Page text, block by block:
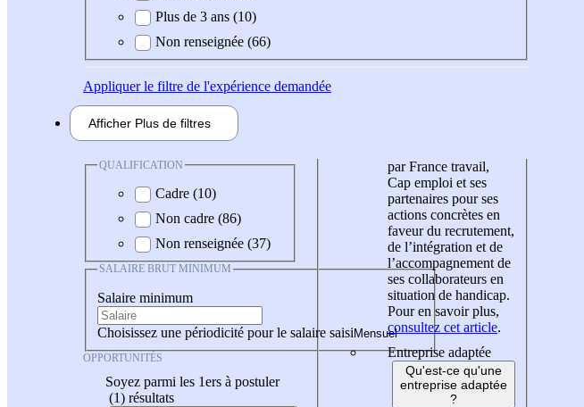
Plus de 3 ans (10)
Non renseignée (66)
Appliquerle filtre de l'expérience demandée
Afficher Plus de filtres
QUALIFICATION
Cadre (10)
Non cadre (86)
Non renseignée (37)
SALAIRE BRUT MINIMUM
Salaire minimum
Choisissez une périodicité pour le salaire saisi
OPPORTUNITÉS
Soyez parmi les 1ers à postuler
(1) résultats
par France travail,
Cap emploi et ses
partenaires pour ses
actions concrètes en
faveur du recrutement,
de l’intégration et de
l’accompagnement de
ses collaborateurs en
situation de handicap.
Pour en savoir plus,
consultez cet article.
Entreprise adaptée
Qu'est-ce qu'une
entreprise adaptée
?